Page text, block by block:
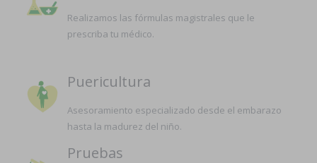
Realizamos las fórmulas magistrales que le
prescriba tu médico.
Puericultura
Asesoramiento especializado desde el embarazo
hasta la madurez del niño.
Pruebas